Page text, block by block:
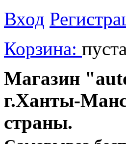
Вход
Корзина: пуста
Магазин
г.Ханты-
страны.